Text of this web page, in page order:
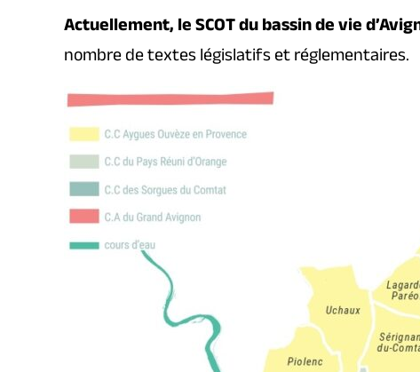
Actuellement, le SCOT du bassin de vie
nombre de textes législatifs et réglementaires.